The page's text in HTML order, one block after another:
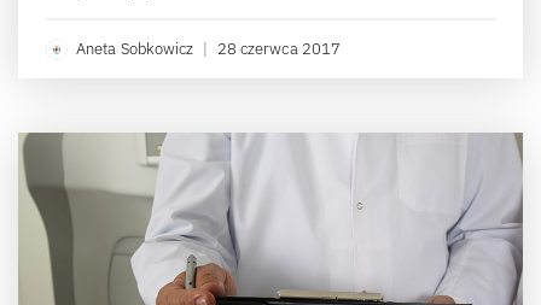
Aneta Sobkowicz | 28 czerwca 2017